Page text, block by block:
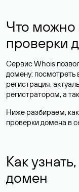
Что можно
проверки
Сервис Whois
домену: посмотреть
регистрация,
регистратором, а
Ниже разбираем,
проверки домена в
Как
домен